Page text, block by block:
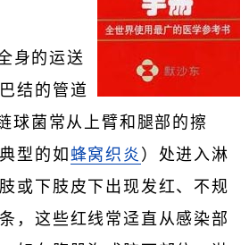
身的运送
结的管道
球菌常从上臂和腿部的擦
型的如 蜂窝织炎 ）处进入淋
或下肢皮下出现发红、不规
，这些红线常迳直从感染部